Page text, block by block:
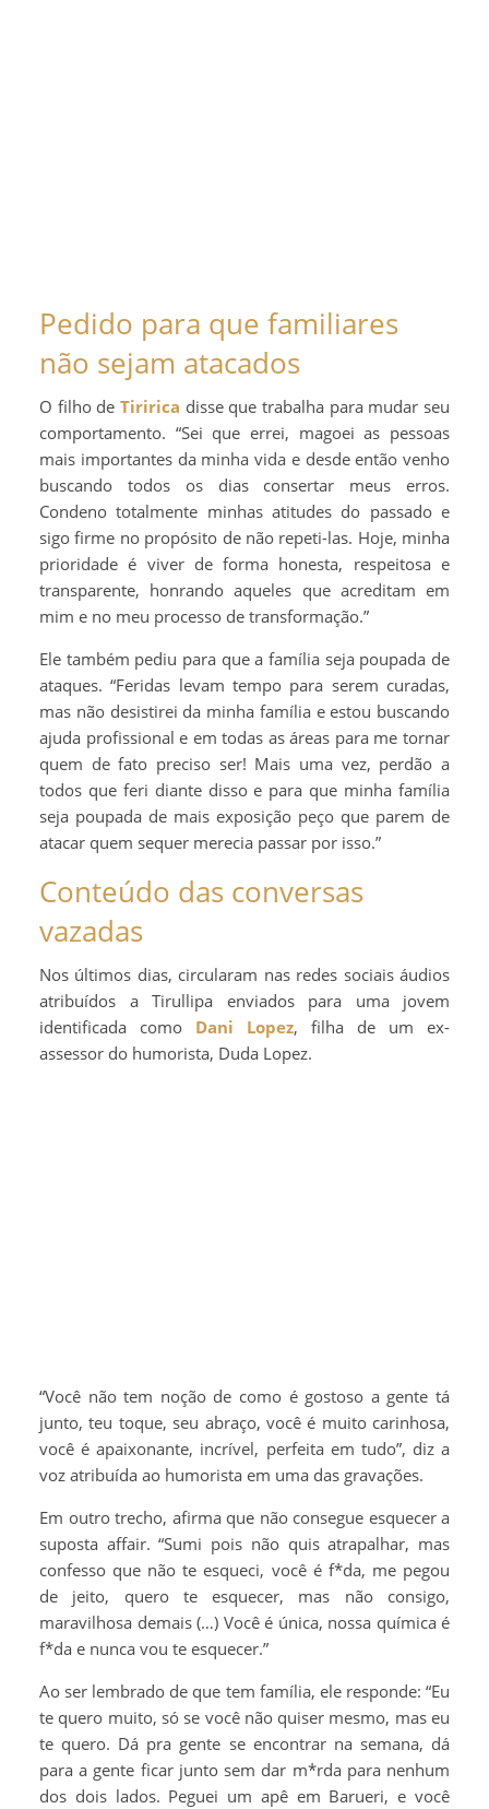
Pedido para que familiares
não sejam atacados
O filho de Tiririca disse que trabalha para mudar seu
comportamento. “Sei que errei, magoei as pessoas
mais importantes da minha vida e desde então venho
buscando todos os dias consertar meus erros.
Condeno totalmente minhas atitudes do passado e
sigo firme no propósito de não repeti-las. Hoje, minha
prioridade é viver de forma honesta, respeitosa e
transparente, honrando aqueles que acreditam em
mim e no meu processo de transformação.”
Ele também pediu para que a família seja poupada de
ataques. “Feridas levam tempo para serem curadas,
mas não desistirei da minha família e estou buscando
ajuda profissional e em todas as áreas para me tornar
quem de fato preciso ser! Mais uma vez, perdão a
todos que feri diante disso e para que minha família
seja poupada de mais exposição peço que parem de
atacar quem sequer merecia passar por isso.”
Conteúdo das conversas
vazadas
Nos últimos dias, circularam nas redes sociais áudios
atribuídos a Tirullipa enviados para uma jovem
identificada como Dani Lopez, filha de um ex-
assessor do humorista, Duda Lopez.
“Você não tem noção de como é gostoso a gente tá
junto, teu toque, seu abraço, você é muito carinhosa,
você é apaixonante, incrível, perfeita em tudo”, diz a
voz atribuída ao humorista em uma das gravações.
Em outro trecho, afirma que não consegue esquecer a
suposta affair. “Sumi pois não quis atrapalhar, mas
confesso que não te esqueci, você é f*da, me pegou
de jeito, quero te esquecer, mas não consigo,
maravilhosa demais (…) Você é única, nossa química é
f*da e nunca vou te esquecer.”
Ao ser lembrado de que tem família, ele responde: “Eu
te quero muito, só se você não quiser mesmo, mas eu
te quero. Dá pra gente se encontrar na semana, dá
para a gente ficar junto sem dar m*rda para nenhum
dos dois lados. Peguei um apê em Barueri, e você